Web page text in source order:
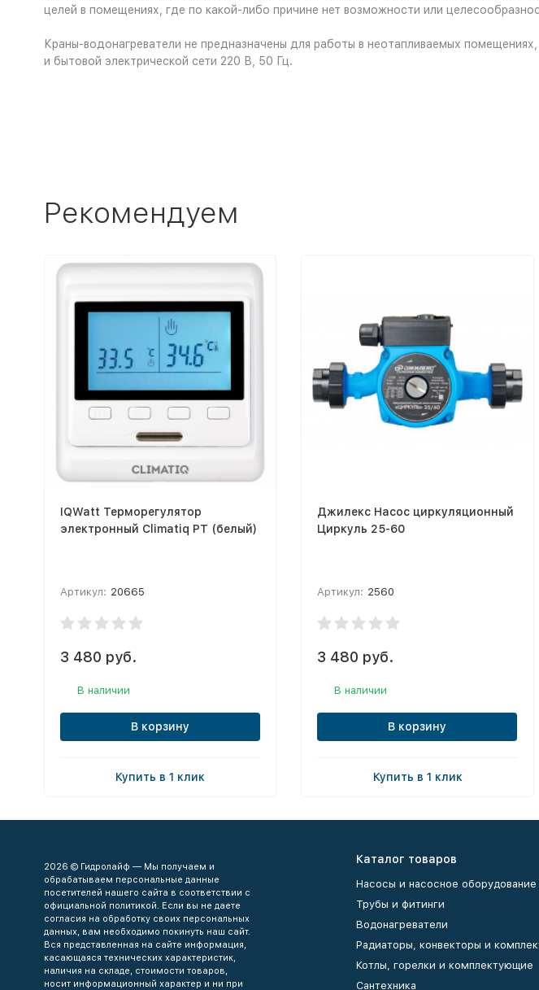
целей в помещениях, где по какой-либо причине нет возможности или
Краны-водонагреватели не предназначены для работы в неотапливаемых
и бытовой электрической сети 220 В, 50 Гц.
Рекомендуем
IQWatt Терморегулятор
электронный Climatiq PT (белый)
Артикул: 20665
3 480 руб.
В наличии
В корзину
Купить в 1 клик
Джилекс Насос циркуляционный
Циркуль 25-60
Артикул: 2560
3 480 руб.
В наличии
В корзину
Купить в 1 клик
2026 © Гидролайф — Мы получаем и
обрабатываем персональные данные
посетителей нашего сайта в соответствии с
официальной политикой. Если вы не даете
согласия на обработку своих персональных
данных, вам необходимо покинуть наш сайт.
Вся представленная на сайте информация,
касающаяся технических характеристик,
наличия на складе, стоимости товаров,
носит информационный характер и ни при
Каталог товаров
Насосы и насосное оборудование
Трубы и фитинги
Водонагреватели
Радиаторы, конвекторы и
Котлы, горелки и комплектующие
Сантехника